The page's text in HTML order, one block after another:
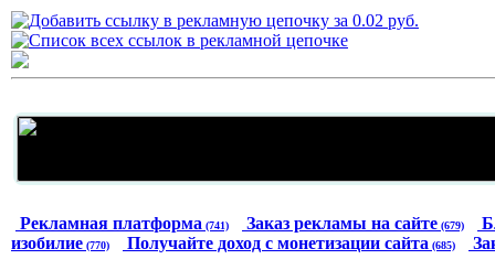
Рекламная платформа (741) Заказ рекламы на сайте (679)
изобилие (770) Получайте доход с монетизации сайта (685)